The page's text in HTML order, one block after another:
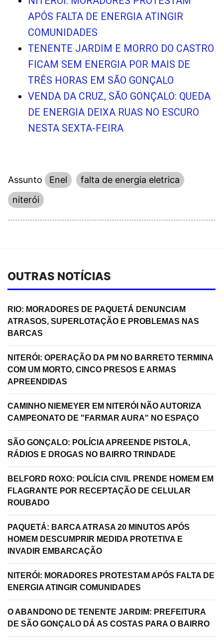
APÓS FALTA DE ENERGIA ATINGIR
COMUNIDADES
TENENTE JARDIM E MORRO DO CASTRO
FICAM SEM ENERGIA POR MAIS DE
TRÊS HORAS EM SÃO GONÇALO
VENDA DA CRUZ, SÃO GONÇALO: QUEDA
DE ENERGIA DEIXA RUAS NO ESCURO
NESTA SEXTA-FEIRA
Assunto Enel
falta de energia eletrica
niterói
OUTRAS NOTÍCIAS
RIO: MORADORES DE PAQUETÁ DENUNCIAM
ATRASOS, SUPERLOTAÇÃO E PROBLEMAS NAS
BARCAS
NITERÓI: OPERAÇÃO DA PM NO BARRETO TERMINA
COM UM MORTO, CINCO PRESOS E ARMAS
APREENDIDAS
CAMINHO NIEMEYER EM NITERÓI NÃO AUTORIZA
CAMPEONATO DE "FARMAR AURA" NO ESPAÇO
SÃO GONÇALO: POLÍCIA APREENDE PISTOLA,
RÁDIOS E DROGAS NO BAIRRO TRINDADE
BELFORD ROXO: POLÍCIA CIVIL PRENDE HOMEM EM
FLAGRANTE POR RECEPTAÇÃO DE CELULAR
ROUBADO
PAQUETÁ: BARCA ATRASA 20 MINUTOS APÓS
HOMEM DESCUMPRIR MEDIDA PROTETIVA E
INVADIR EMBARCAÇÃO
NITERÓI: MORADORES PROTESTAM APÓS FALTA DE
ENERGIA ATINGIR COMUNIDADES
O ABANDONO DE TENENTE JARDIM: PREFEITURA
DE SÃO GONÇALO DÁ AS COSTAS PARA O BAIRRO